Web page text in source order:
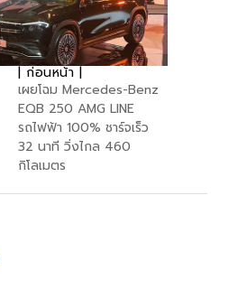
| ก่อนหน้า |
เผยโฉม Mercedes-Benz
EQB 250 AMG LINE
รถไฟฟ้า 100% ชาร์จเร็ว
32 นาที วิ่งไกล 460
กิโลเมตร